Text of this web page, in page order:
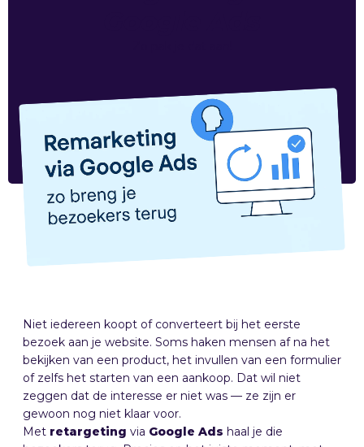
Niet iedereen koopt of converteert bij het eerste
bezoek aan je website. Soms haken mensen af na het
bekijken van een product, het invullen van een formulier
of zelfs het starten van een aankoop. Dat wil niet
zeggen dat de interesse er niet was — ze zijn er
gewoon nog niet klaar voor.
Met retargeting via Google Ads haal je die